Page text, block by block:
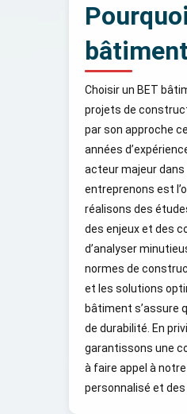
Choisir un BET
projets de
par son approche
années
acteur majeur dans
entreprenons est
réalisons des
des enjeux et des
d’analyser
normes de
et les solutions
bâtiment s’assure
de durabilité. En
garantissons une
à faire appel à
personnalisé et